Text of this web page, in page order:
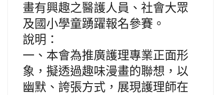
畫有興趣之醫護人員、社會大眾
及國小學童踴躍報名參賽。
說明：
一、本會為推廣護理專業正面形
象，擬透過趣味漫畫的聯想，以
幽默、誇張方式，展現護理師在